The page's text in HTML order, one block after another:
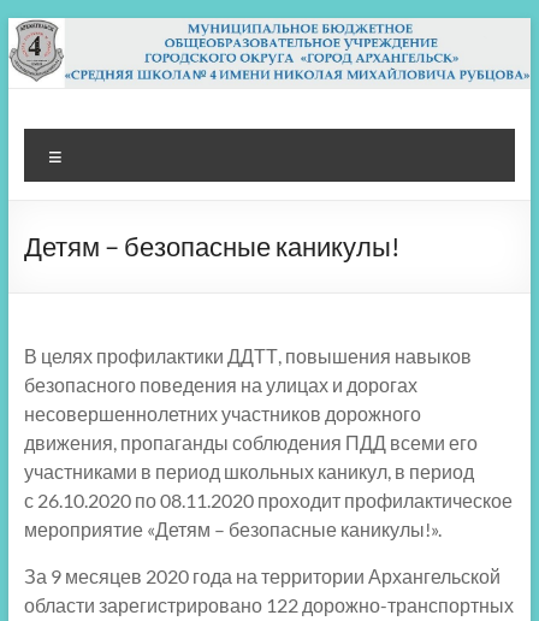
Перейти
к
содержимому
МБОУ СШ 4
Архангельск
Детям – безопасные каникулы!
В целях профилактики ДДТТ, повышения навыков
безопасного поведения на улицах и дорогах
несовершеннолетних участников дорожного
движения, пропаганды соблюдения ПДД всеми его
участниками в период школьных каникул, в период
с 26.10.2020 по 08.11.2020 проходит профилактическое
мероприятие «Детям – безопасные каникулы!».
За 9 месяцев 2020 года на территории Архангельской
области зарегистрировано 122 дорожно-транспортных